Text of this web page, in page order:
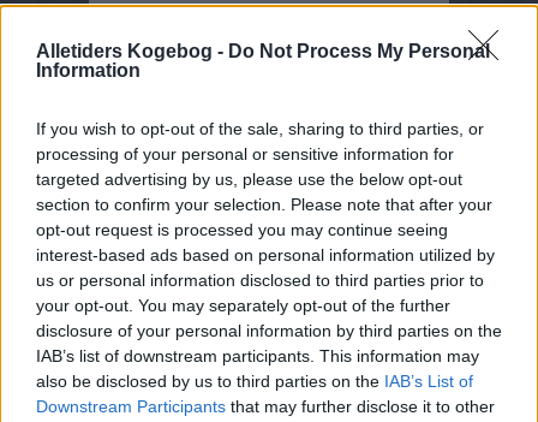
Alletiders Kogebog - Do Not Process My Personal
Information
If you wish to opt-out of the sale, sharing to third parties, or
processing of your personal or sensitive information for
targeted advertising by us, please use the below opt-out
section to confirm your selection. Please note that after your
opt-out request is processed you may continue seeing
interest-based ads based on personal information utilized by
us or personal information disclosed to third parties prior to
your opt-out. You may separately opt-out of the further
disclosure of your personal information by third parties on the
IAB’s list of downstream participants. This information may
also be disclosed by us to third parties on the IAB’s List of
Downstream Participants that may further disclose it to other
kardemommekapsler og nelliker samt lidt
fennikelfrø. Og urad dal, linserne. Rør rundt ganske
ristes til de er pænt brune ved god varme, de skal
være fint brune.
Så skal der tomater i. De skal også steges. Når de er
lidt bløde, skal den dejlige krydderipasta i. Den skal
ristes med, det er den, der giver retten smag.
Når krydderipastaen er godt ristet, skal
kyllingestykkerne i - små stykker - de ideelle stykker
er benene skåret i to stykker. Men kan man lide
bryst, kan det bruges. Rør rundt og hæld vand i, til
de er dækket. Lad det koge op, læg låg på og lad det
simre. Efter 25 minutter reduceres saucen.